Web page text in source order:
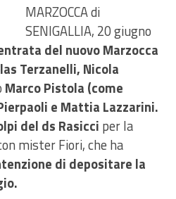
MARZOCCA di
SENIGALLIA, 20 giugno
del nuovo Marzocca
Terzanelli, Nicola
Marco Pistola (come
e Mattia Lazzarini.
del ds Rasicci per la
mister Fiori, che ha
di depositare la